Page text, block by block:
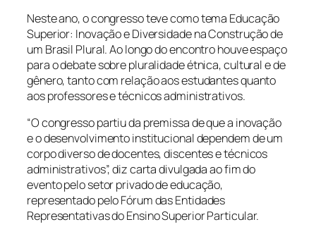
Neste ano, o congresso teve como tema Educação
Superior: Inovação e Diversidade na Construção de
um Brasil Plural. Ao longo do encontro houve espaço
para o debate sobre pluralidade étnica, cultural e de
gênero, tanto com relação aos estudantes quanto
aos professores e técnicos administrativos.
“O congresso partiu da premissa de que a inovação
e o desenvolvimento institucional dependem de um
corpo diverso de docentes, discentes e técnicos
administrativos”, diz carta divulgada ao fim do
evento pelo setor privado de educação,
representado pelo Fórum das Entidades
Representativas do Ensino Superior Particular.